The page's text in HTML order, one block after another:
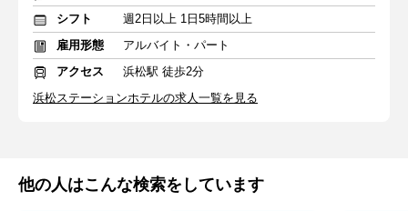
シフト
週2日以上 1日5時間以上
雇用形態
アルバイト・パート
アクセス
浜松駅 徒歩2分
浜松ステーションホテルの求人一覧を見る
他の人はこんな検索をしています